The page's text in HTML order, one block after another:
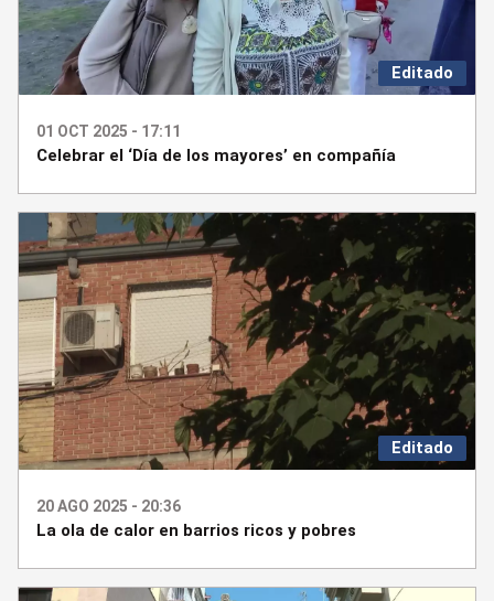
Editado
01 OCT 2025 - 17:11
Celebrar el ‘Día de los mayores’ en compañía
Editado
20 AGO 2025 - 20:36
La ola de calor en barrios ricos y pobres